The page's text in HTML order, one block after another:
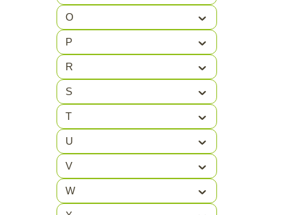
O
P
R
S
T
U
V
W